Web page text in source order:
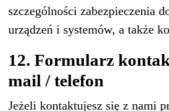
szczególności zabezpieczenia
urządzeń i systemów, a także
12. Formularz
mail / telefon
Jeżeli kontaktujesz się z nami